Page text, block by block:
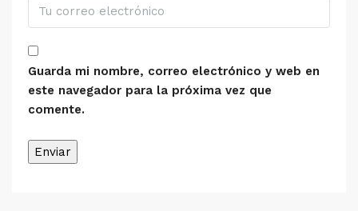
Guarda mi nombre, correo electrónico y web en
este navegador para la próxima vez que
comente.